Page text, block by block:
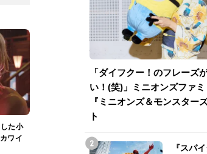
た小
ワイ
「ダイフクー！のフレーズ
い！(笑)」ミニオンズファ
『ミニオンズ＆モンスター
ト
『スパ